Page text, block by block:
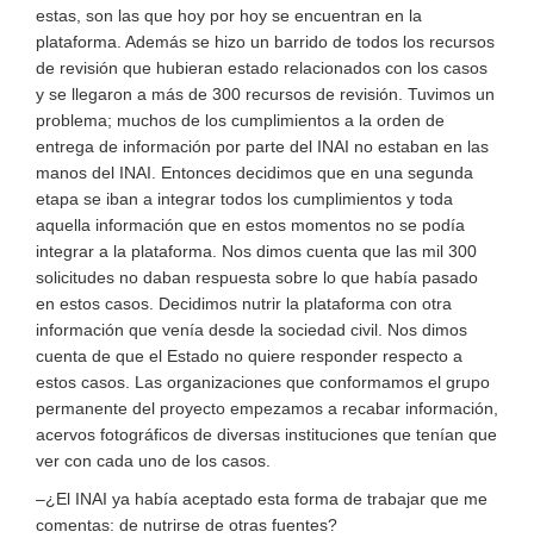
estas, son las que hoy por hoy se encuentran en la
plataforma. Además se hizo un barrido de todos los recursos
de revisión que hubieran estado relacionados con los casos
y se llegaron a más de 300 recursos de revisión. Tuvimos un
problema; muchos de los cumplimientos a la orden de
entrega de información por parte del INAI no estaban en las
manos del INAI. Entonces decidimos que en una segunda
etapa se iban a integrar todos los cumplimientos y toda
aquella información que en estos momentos no se podía
integrar a la plataforma. Nos dimos cuenta que las mil 300
solicitudes no daban respuesta sobre lo que había pasado
en estos casos. Decidimos nutrir la plataforma con otra
información que venía desde la sociedad civil. Nos dimos
cuenta de que el Estado no quiere responder respecto a
estos casos. Las organizaciones que conformamos el grupo
permanente del proyecto empezamos a recabar información,
acervos fotográficos de diversas instituciones que tenían que
ver con cada uno de los casos.
–¿El INAI ya había aceptado esta forma de trabajar que me
comentas: de nutrirse de otras fuentes?